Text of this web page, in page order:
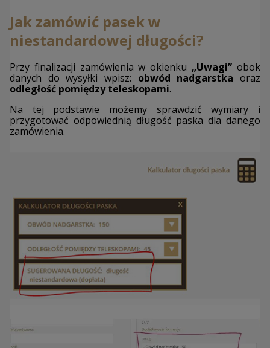
Jak zamówić pasek w
niestandardowej długości?
Przy finalizacji zamówienia w okienku „Uwagi” obok
danych do wysyłki wpisz: obwód nadgarstka oraz
odległość pomiędzy teleskopami.
Na tej podstawie możemy sprawdzić wymiary i
przygotować odpowiednią długość paska dla danego
zamówienia.